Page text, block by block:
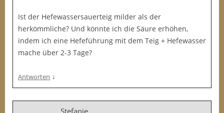
Ist der Hefewassersauerteig milder als der
herkömmliche? Und könnte ich die Säure erhöhen,
indem ich eine Hefeführung mit dem Teig + Hefewasser
mache über 2-3 Tage?
Antworten ↓
Stefanie